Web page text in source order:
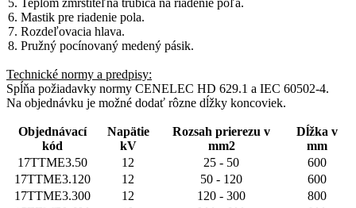
6. Mastik pre riadenie pola.
7. Rozdeľovacia hlava.
8. Pružný pocínovaný medený pásik.
Technické normy a predpisy:
Spĺňa požiadavky normy CENELEC HD 629.1 a IEC 60502-4.
Na objednávku je možné dodať rôzne dĺžky koncoviek.
Objednávací
kód
Napätie
kV
Rozsah prierezu v
mm2
Dĺžka v
mm
17TTME3.50
12 25 - 50
600
17TTME3.120
12 50 - 120
600
17TTME3.300
12 120 - 300
800